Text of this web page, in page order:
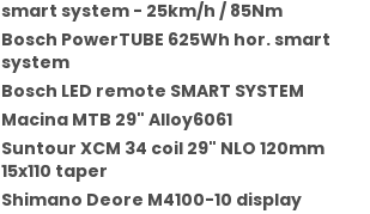
smart system - 25km/h / 85Nm
Bosch PowerTUBE 625Wh hor. smart
system
Bosch LED remote SMART SYSTEM
Macina MTB 29" Alloy6061
Suntour XCM 34 coil 29" NLO 120mm
15x110 taper
Shimano Deore M4100-10 display